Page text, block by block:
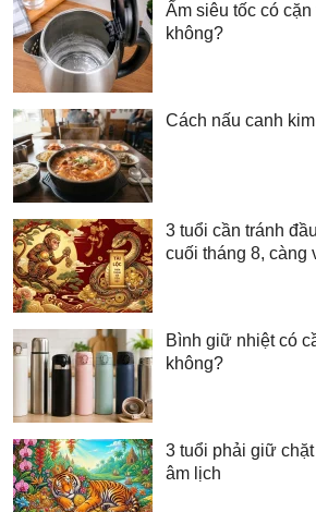
Ấm siêu tốc có
không?
Cách nấu canh
3 tuổi cần tránh
cuối tháng 8, càng
Bình giữ nhiệt có
không?
3 tuổi phải giữ
âm lịch